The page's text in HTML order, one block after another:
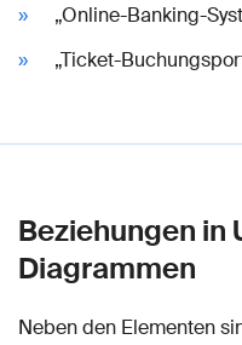
„Online-Banking-
„Ticket-
Beziehungen in
Diagrammen
Neben den Elementen